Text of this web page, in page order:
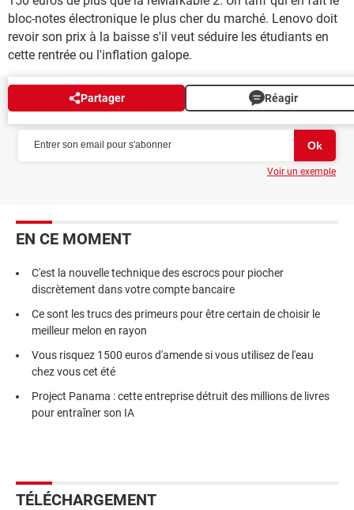
bloc-notes électronique le plus cher du marché. Lenovo doit
revoir son prix à la baisse s'il veut séduire les étudiants en
cette rentrée ou l'inflation galope.
Partager Réagir
NEWSLETTER
Voir un exemple
EN CE MOMENT
C'est la nouvelle technique des escrocs pour piocher
discrètement dans votre compte bancaire
Ce sont les trucs des primeurs pour être certain de choisir le
meilleur melon en rayon
Vous risquez 1500 euros d'amende si vous utilisez de l'eau
chez vous cet été
Project Panama : cette entreprise détruit des millions de livres
pour entraîner son IA
TÉLÉCHARGEMENT